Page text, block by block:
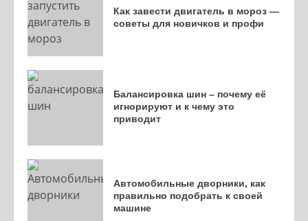
Как завести двигатель в мороз —
советы для новичков и профи
Балансировка шин – почему её
игнорируют и к чему это
приводит
Автомобильные дворники, как
правильно подобрать к своей
машине